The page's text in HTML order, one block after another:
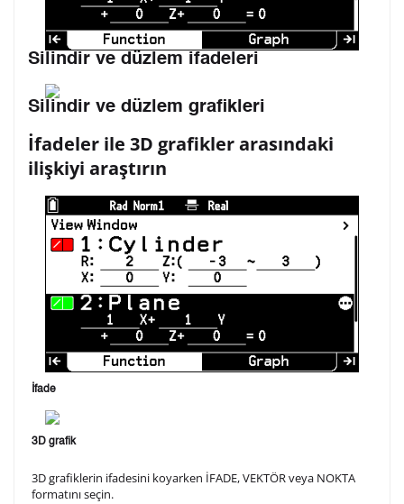
Silindir ve düzlem ifadeleri
Silindir ve düzlem grafikleri
İfadeler ile 3D grafikler arasındaki
ilişkiyi araştırın
İfade
3D grafik
3D grafiklerin ifadesini koyarken İFADE, VEKTÖR veya NOKTA
formatını seçin.